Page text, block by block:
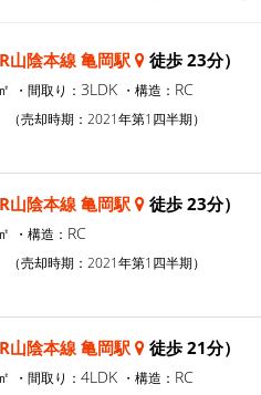
山陰本線 亀岡駅 徒歩 23分）
・間取り： 3LDK ・構造： RC
（売却時期：2021年第1四半期）
山陰本線 亀岡駅 徒歩 23分）
・構造： RC
（売却時期：2021年第1四半期）
山陰本線 亀岡駅 徒歩 21分）
・間取り： 4LDK ・構造： RC